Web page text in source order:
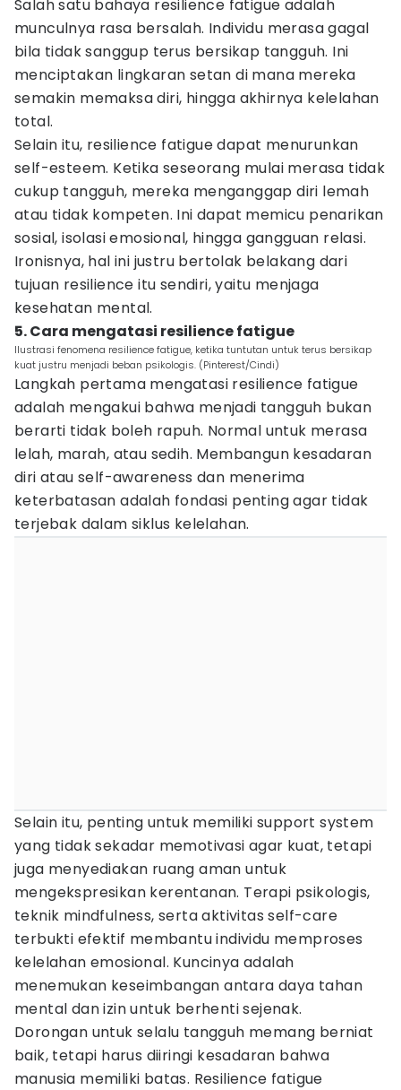
Salah satu bahaya resilience fatigue adalah
munculnya rasa bersalah. Individu merasa gagal
bila tidak sanggup terus bersikap tangguh. Ini
menciptakan lingkaran setan di mana mereka
semakin memaksa diri, hingga akhirnya kelelahan
total.
Selain itu, resilience fatigue dapat menurunkan
self-esteem. Ketika seseorang mulai merasa tidak
cukup tangguh, mereka menganggap diri lemah
atau tidak kompeten. Ini dapat memicu penarikan
sosial, isolasi emosional, hingga gangguan relasi.
Ironisnya, hal ini justru bertolak belakang dari
tujuan resilience itu sendiri, yaitu menjaga
kesehatan mental.
5. Cara mengatasi resilience fatigue
Ilustrasi fenomena resilience fatigue, ketika tuntutan untuk terus bersikap
kuat justru menjadi beban psikologis. (Pinterest/Cindi)
Langkah pertama mengatasi resilience fatigue
adalah mengakui bahwa menjadi tangguh bukan
berarti tidak boleh rapuh. Normal untuk merasa
lelah, marah, atau sedih. Membangun kesadaran
diri atau self-awareness dan menerima
keterbatasan adalah fondasi penting agar tidak
terjebak dalam siklus kelelahan.
Selain itu, penting untuk memiliki support system
yang tidak sekadar memotivasi agar kuat, tetapi
juga menyediakan ruang aman untuk
mengekspresikan kerentanan. Terapi psikologis,
teknik mindfulness, serta aktivitas self-care
terbukti efektif membantu individu memproses
kelelahan emosional. Kuncinya adalah
menemukan keseimbangan antara daya tahan
mental dan izin untuk berhenti sejenak.
Dorongan untuk selalu tangguh memang berniat
baik, tetapi harus diiringi kesadaran bahwa
manusia memiliki batas. Resilience fatigue